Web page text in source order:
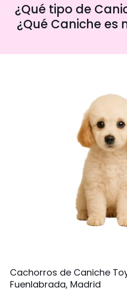
¿Qué tipo de
¿Qué Caniche es
Cachorros de Caniche
Fuenlabrada, Madrid